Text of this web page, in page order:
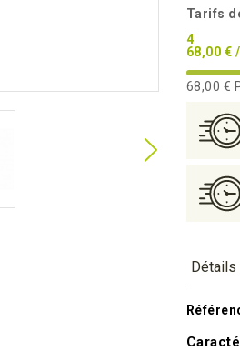
Tarifs
4
68,00 €
68,00 €
Détails